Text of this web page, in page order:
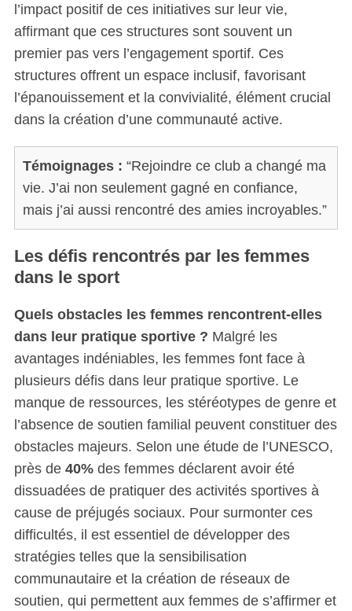
l’impact positif de ces initiatives sur leur vie,
affirmant que ces structures sont souvent un
premier pas vers l’engagement sportif. Ces
structures offrent un espace inclusif, favorisant
l’épanouissement et la convivialité, élément crucial
dans la création d’une communauté active.
Témoignages : “Rejoindre ce club a changé ma
vie. J’ai non seulement gagné en confiance,
mais j’ai aussi rencontré des amies incroyables.”
Les défis rencontrés par les femmes
dans le sport
Quels obstacles les femmes rencontrent-elles
dans leur pratique sportive ? Malgré les
avantages indéniables, les femmes font face à
plusieurs défis dans leur pratique sportive. Le
manque de ressources, les stéréotypes de genre et
l’absence de soutien familial peuvent constituer des
obstacles majeurs. Selon une étude de l’UNESCO,
près de 40%des femmes déclarent avoir été
dissuadées de pratiquer des activités sportives à
cause de préjugés sociaux. Pour surmonter ces
difficultés, il est essentiel de développer des
stratégies telles que la sensibilisation
communautaire et la création de réseaux de
soutien, qui permettent aux femmes de s’affirmer et
r
c
h